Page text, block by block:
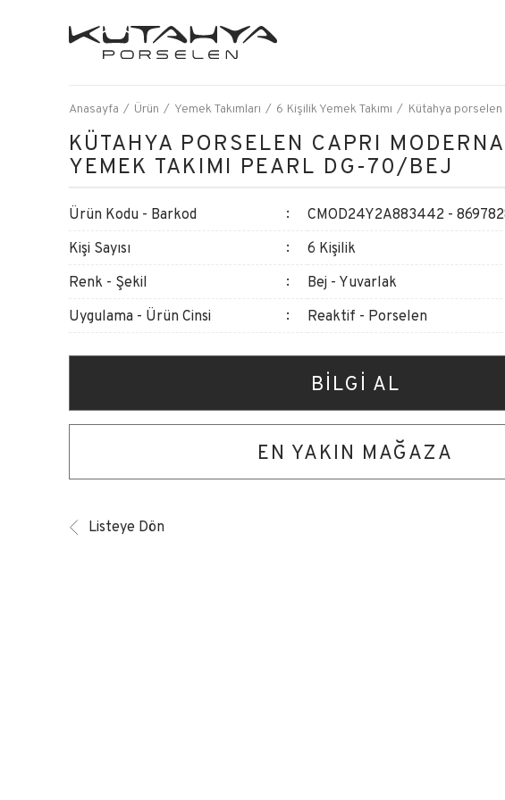
Anasayfa Ürün Yemek Takımları 6 Kişilik Yemek Takımı Kütahya
KÜTAHYA PORSELEN CAPRI
YEMEK TAKIMI PEARL DG-70/BEJ
Ürün Kodu - Barkod
CMOD24Y2A883442 -
Kişi Sayısı
6 Kişilik
Renk - Şekil
Bej - Yuvarlak
Uygulama - Ürün Cinsi
Reaktif - Porselen
BİLGİ AL
EN YAKIN MAĞAZA
Listeye Dön